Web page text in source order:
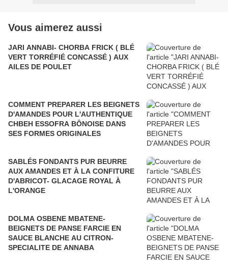
Vous aimerez aussi
JARI ANNABI- CHORBA FRICK ( BLÉ
VERT TORRÉFIÉ CONCASSÉ ) AUX
AILES DE POULET
COMMENT PREPARER LES BEIGNETS
D'AMANDES POUR L'AUTHENTIQUE
CHBEH ESSOFRA BÔNOISE DANS
SES FORMES ORIGINALES
SABLÉS FONDANTS PUR BEURRE
AUX AMANDES ET À LA CONFITURE
D'ABRICOT- GLACAGE ROYAL À
L'ORANGE
DOLMA OSBENE MBATENE-
BEIGNETS DE PANSE FARCIE EN
SAUCE BLANCHE AU CITRON-
SPECIALITE DE ANNABA